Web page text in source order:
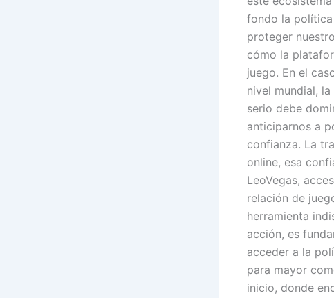
fondo la política
proteger
cómo la
juego. En el
nivel mundial,
serio debe
anticiparnos a
confianza. La
online, esa
LeoVegas,
relación de
herramienta
acción, es
acceder a la
para mayor
inicio, donde